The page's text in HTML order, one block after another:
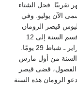
تقريبًا. فحل الشتاء
الآن يوليو. وفي
قيصر الرومان
بغض النظر عن القمر في حسابات تقاويمهم. وقسم السنة إلى 12
شهرًا مكونة من 30 أو 31 يومًا بالتبادل، عدا فبراير ـ شباط 29 يومًا.
السنة من أول مارس
الفصول، قضى قيصر
أن تساوي 445 يوماً. ويدعو الرومان هذه السنة